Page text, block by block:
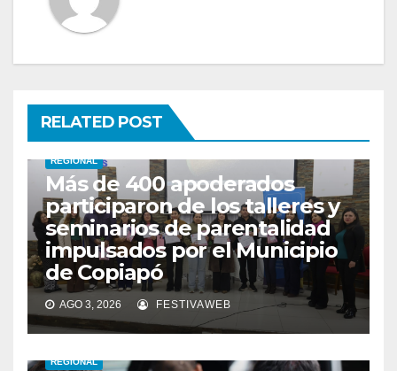
RELATED POST
REGIONAL
Más de 400 apoderados
participaron de los talleres y
seminarios de parentalidad
impulsados por el Municipio
de Copiapó
AGO 3, 2026 FESTIVAWEB
REGIONAL